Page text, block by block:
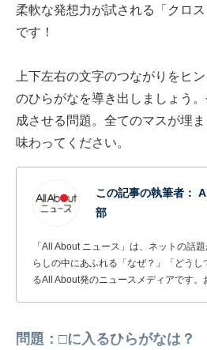
柔軟な発想力が試される「クロ
です！
上下左右の文字のつながりをヒ
のひらがなを導き出しましょう
成させる問題。全てのマスが埋
味わってください。
この記事の執筆者：
部
「All About ニュース」は、ネットの話
らしの中にあふれる「なぜ？」「どうし
るAll About発のニュースメディアです
問題：□に入るひらがなは？